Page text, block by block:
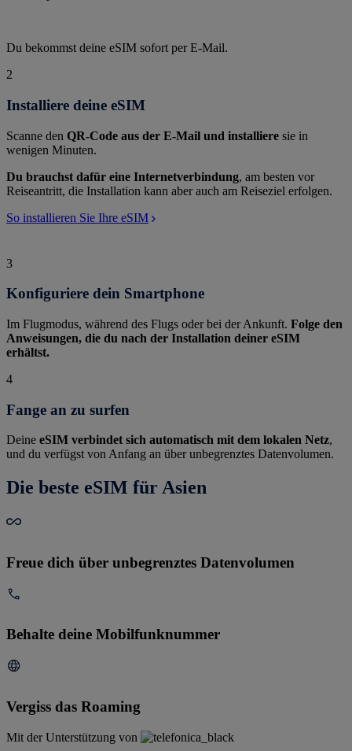
Du bekommst deine eSIM sofort per E-Mail.
2
Installiere deine eSIM
Scanne den QR-Code aus der E-Mail und installiere sie in
wenigen Minuten.
Du brauchst dafür eine Internetverbindung, am besten vor
Reiseantritt, die Installation kann aber auch am Reiseziel erfolgen.
So installieren Sie Ihre eSIM
3
Konfiguriere dein Smartphone
Im Flugmodus, während des Flugs oder bei der Ankunft. Folge den
Anweisungen, die du nach der Installation deiner eSIM
erhältst.
4
Fange an zu surfen
Deine eSIM verbindet sich automatisch mit dem lokalen Netz,
und du verfügst von Anfang an über unbegrenztes Datenvolumen.
Die beste eSIM für Asien
Freue dich über unbegrenztes Datenvolumen
Behalte deine Mobilfunknummer
Vergiss das Roaming
Mit der Unterstützung von